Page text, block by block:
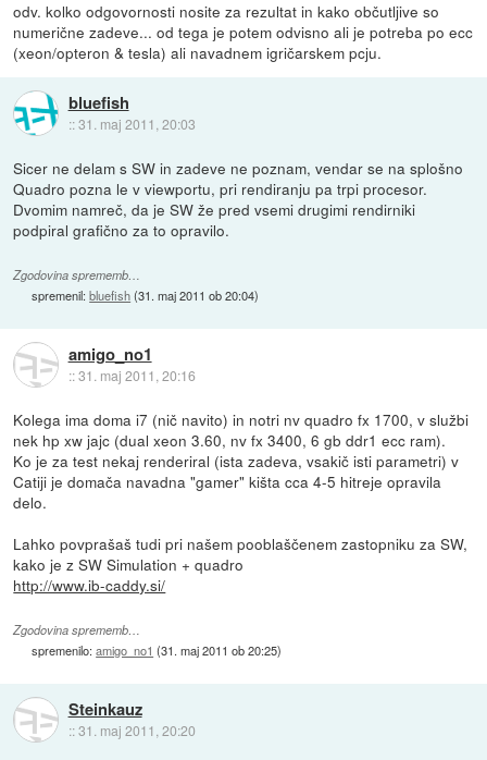
odv. kolko odgovornosti nosite za rezultat in kako občutljive so
numerične zadeve... od tega je potem odvisno ali je potreba po ecc
(xeon/opteron & tesla) ali navadnem igričarskem pcju.
bluefish
::31. maj 2011, 20:03
Sicer ne delam s SW in zadeve ne poznam, vendar se na splošno
Quadro pozna le v viewportu, pri rendiranju pa trpi procesor.
Dvomim namreč, da je SW že pred vsemi drugimi rendirniki
podpiral grafično za to opravilo.
Zgodovina sprememb…
spremenil:bluefish(31. maj 2011 ob 20:04)
amigo_no1
::31. maj 2011, 20:16
Kolega ima doma i7 (nič navito) in notri nv quadro fx 1700, v službi
nek hp xw jajc (dual xeon 3.60, nv fx 3400, 6 gb ddr1 ecc ram).
Ko je za test nekaj renderiral (ista zadeva, vsakič isti parametri) v
Catiji je domača navadna "gamer" kišta cca 4-5 hitreje opravila
delo.
Lahko povprašaš tudi pri našem pooblaščenem zastopniku za SW,
kako je z SW Simulation + quadro
http://www.ib-caddy.si/
Zgodovina sprememb…
spremenilo:amigo_no1 (31. maj 2011 ob 20:25)
Steinkauz
::31. maj 2011, 20:20